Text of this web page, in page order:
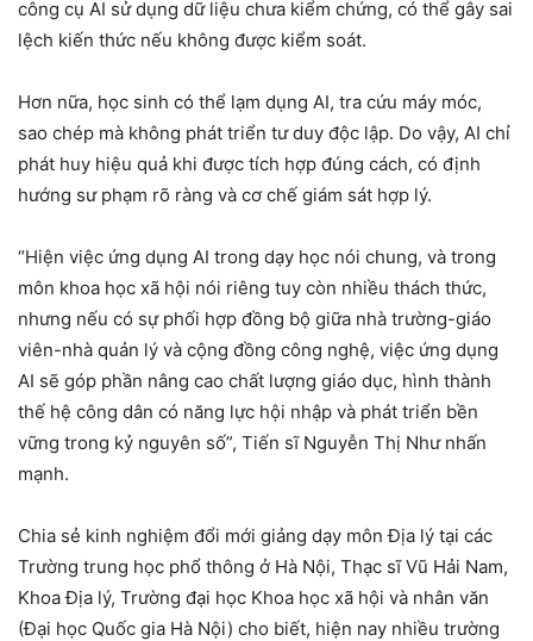
công cụ AI sử dụng dữ liệu chưa kiểm chứng, có thể gây sai
lệch kiến thức nếu không được kiểm soát.
Hơn nữa, học sinh có thể lạm dụng AI, tra cứu máy móc,
sao chép mà không phát triển tư duy độc lập. Do vậy, AI chỉ
phát huy hiệu quả khi được tích hợp đúng cách, có định
hướng sư phạm rõ ràng và cơ chế giám sát hợp lý.
“Hiện việc ứng dụng AI trong dạy học nói chung, và trong
môn khoa học xã hội nói riêng tuy còn nhiều thách thức,
nhưng nếu có sự phối hợp đồng bộ giữa nhà trường-giáo
viên-nhà quản lý và cộng đồng công nghệ, việc ứng dụng
AI sẽ góp phần nâng cao chất lượng giáo dục, hình thành
thế hệ công dân có năng lực hội nhập và phát triển bền
vững trong kỷ nguyên số”, Tiến sĩ Nguyễn Thị Như nhấn
mạnh.
Chia sẻ kinh nghiệm đổi mới giảng dạy môn Địa lý tại các
Trường trung học phổ thông ở Hà Nội, Thạc sĩ Vũ Hải Nam,
Khoa Địa lý, Trường đại học Khoa học xã hội và nhân văn
(Đại học Quốc gia Hà Nội) cho biết, hiện nay nhiều trường